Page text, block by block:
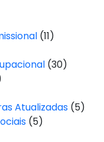
(11)
(30)
Atualizadas (5)
(5)